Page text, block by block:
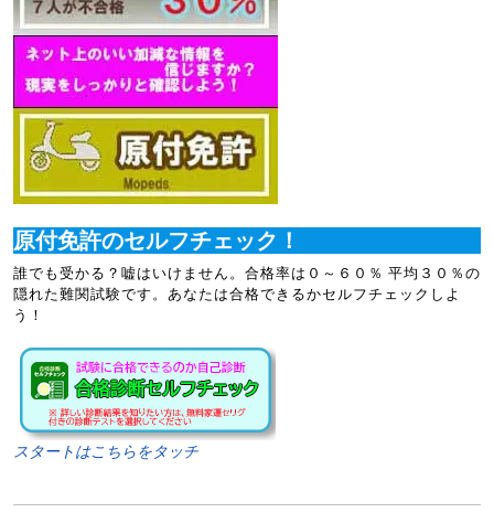
原付免許のセルフチェック！
誰でも受かる？嘘はいけません。合格率は０～６０％ 平均３０％の
隠れた難関試験です。あなたは合格できるかセルフチェックしよ
う！
スタートはこちらをタッチ